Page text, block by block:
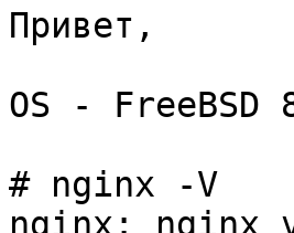
Привет,
OS - FreeBSD
# nginx -V
nginx: nginx